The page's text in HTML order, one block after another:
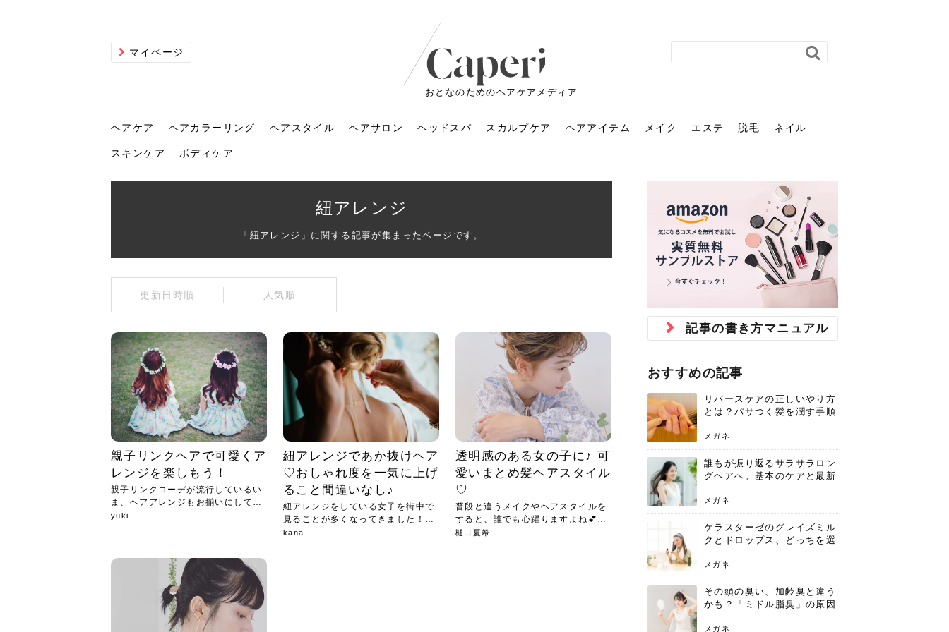
マイページ
おとなのためのヘアケアメディア
ヘアケア
トリートメントの付け方で
仕上がりが変わる｜効かな
トリートメントの付け方で仕上がりは
大きく変わります。今回は、毛先中心
の塗り...
メガネ
新生活シーズン、朝の身支度を少しで
も短くしたい人は多いはず。じつは寝
癖は、...
かえで
花粉で髪がパサパサするの
はなぜ？原因と落とし方・
防ぎ方を紹介
花粉の季節になると、髪がパサつく、
ありま...
さくら
もっと見る
ヘアカラーリング
髪のくすみが気になる人
へ！2026春トレンドの明る
2026春のトレンドカラーは明るめのく
すみカラーです。ただし、髪がすでに
く...
さくら
職場で浮かない落ち着いたトーンにし
たいけれど、どこか垢抜けた印象にし
たいと...
さくら
肌に合う髪色、どう見つけ
る？「イエベ」「ブルベ」
診断と...
美容室で素敵なヘアカラーに染めても
「なん...
かえで
もっと見る
ヘアスタイル
2026年のショートウルフ最
新トレンドとは？ナチュラ
2026年のショートウルフは、ナチュラ
ルでエアリーな仕上がりが今っぽい正
解...
かえで
2026年はレイヤーカットを使った髪型
のトレンドと重なり、ルーズウェーブ
かえで
40代のパーマがダレる原因
とは？自宅でできる復活術
と長...
パーマをかけたばかりなのに、もうカ
はいな...
メガネ
もっと見る
ヘアサロン
美容室に行くのが恥ずかし
い？髪質の変化に気づいた
しばらく美容室に行けていないし、そ
ろそろ髪型を変えて気分転換したいと
思って...
メガネ
美容室を倒産する数が増えているとい
うニュースがありました。もともと美
容室の...
かえで
前髪を薄くするための美容
院の頼み方とは？失敗しな
いため...
前髪は薄くしたほうが今風でおしゃれ
たいと...
かえで
もっと見る
ヘッドスパ
ヘッドスパの落とし穴！知
らないと損する真実
血行を促進し、リラックス効果や美髪
効果が...
さろめ
毎日のちょっとした習慣で小顔は作れ
る！頭のこりをほぐしてフェイスライ
ンのリ...
chicca
ヘッドスパで頭皮をケアし
よう！ヘッドスパの効果と
おすすめの人
普段目に見えない頭皮ですが、何のケ
積して...
yukarin
もっと見る
スカルプケア
髪を育てるには？毎日の洗
い方と生活習慣を見直す基
髪をきれいに育てるには高価なアイテ
ムを増やす前に、洗い方や乾かし方、
頭皮の...
さくら
目元の印象を左右するのは目そのもの
ではなく、頭皮の状態かもしれませ
ん。以下...
メガネ
ストレスで髪の毛はどう変
わる？抜け毛・パサつきの
原因と...
最近、髪のツヤがなくなったという方
は、スト...
さくら
もっと見る
ヘアアイテム
発酵エキスシャンプーって
何がいいの？無印良品など
スキンケアで人気の発酵成分が、シャ
ンプーにも広がっています。無印良品
などの...
さくら
ヘアアイロンを使うのが苦手、火傷が
怖いと感じている方はいないでしょう
か？そ...
さくら
40代の髪を悩みに最適！韓
国発「ダリーフ」でヘアセ
ット...
韓国コスメを使うのは若い子だけだと
グラム...
さくら
もっと見る
メイク
ミニマリストのメイク術｜
少ないアイテムで「自分ら
「たくさんのコスメを持っているの
に、実際に使っているのはいつも同じ
ものばか...
あおい
メイクをしている時間も、スキンケア
の時間に変えるという発想から生まれ
たのが...
あかり
「おしゃれ」と「身だしな
み」は違う。相手に信頼感
を与え...
新しい環境に臨むとき、多くの人が意
メイク...
さな
もっと見る
エステ
針で小顔を目指す！美容鍼
の効果と後悔しない選び方
フェイスラインをすっきりさせたいと
いうお悩みを抱えている方はいないで
しょう...
あかり
サロンのメニューを見ていると、「リ
ンパマッサージ」の他に「経絡マッサ
ージ」...
あかり
エステの勧誘が怖い人へ。
断ることは悪くない。自分
を守る...
「初回限定〇〇円！」そんなお得な体
に弱い...
さな
もっと見る
脱毛
化粧ノリが変わる「顔脱
毛」。4つのメリットと、始
顔の産毛をカミソリで剃って、毛抜き
で抜くなど、日々の自己処理を手間に
感じて...
あおい
「ムダ毛が気になる」とお子さんが悩
んでいる姿を見て、エステ脱毛を検討
し始め...
あおい
「今さら」なんて言わせな
い。40代のVIO・顔脱毛、
賢...
40代になって、ふと自分のムダ毛のこ
毛を...
さな
もっと見る
ネイル
2026年運気アップネイルガ
イドを公開！幸運を呼ぶ色
最近、なんとなく運気が停滞している
気がすると悩んでいないでしょうか？
じつは...
あおい
SNSや雑誌で見かけた素敵なネイルデ
ザインを、いざ自分の爪に試してみた
オフィスネイルでも「キラ
キラ」はOK？派手に見えな
い上...
仕事中も、ふとした瞬間に自分の指先
く「キ...
あおい
もっと見る
スキンケア
と種類の見分け方＆自宅で
できる...
ふと鏡を見て、急に小じわが増えたと
落ち込んでいないでしょうか？じつは
その原...
あおい
良い？その違いは？PDRN
ルルルン ハイドラシリーズを使いたい
けれど、種類が多くてどれを選べばい
いか...
さな
ジュベルック スキンの効果
とは？毛穴・ニキビ跡への
ニキビ跡の凸凹をどうにかしたいと、
肌の質感でお悩みではないでしょう
か？肌に...
ゆい
もっと見る
ボディケア
果。オールハンドエステの
魅力と、...
痩身エステと一言で言っても、最新の
機器を使ったものから、昔ながらの手
技によ...
あかり
しませんか？失敗する人の
共通点...
医師の管理のもと、科学的根拠に基づ
いて行う「医療ダイエット」は、自己
流のダ...
さな
本気の痩身と体質改善に。
アーユルヴェーダに基づく
自己流のダイエットではなかなか落ち
ない、頑固な脂肪やセルライトを、本
気で体...
さな
もっと見る
紐アレンジ
「紐アレンジ」に関する記事が集まったページです。
更新日時順 人気順
親子リンクヘアで可愛くア
レンジを楽しもう！
親子リンクコーデが流行しているい
ま、ヘアアレンジもお揃いにしてよ
り一...
yuki
紐アレンジであか抜けヘア
♡おしゃれ度を一気に上げ
ること間違いなし♪
紐アレンジをしている女子を街中で
見ることが多くなってきました！ど
うや...
kana
透明感のある女の子に♪ 可
愛いまとめ髪ヘアスタイル
♡
普段と違うメイクやヘアスタイルを
すると、誰でも心躍りますよね💕
今...
樋口夏希
記事の書き方マニュアル
おすすめの記事
リバースケアの正しいやり方
とは？パサつく髪を潤す手順
メガネ
誰もが振り返るサラサラロン
グヘアへ。基本のケアと最新
メガネ
ケラスターゼのグレイズミル
クとドロップス、どっちを選
使いのメリット
メガネ
その頭の臭い、加齢臭と違う
かも？「ミドル脂臭」の原因
術
メガネ